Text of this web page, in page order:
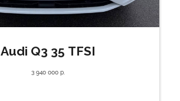
Audi Q3 35 TFSI
3 940 000 р.